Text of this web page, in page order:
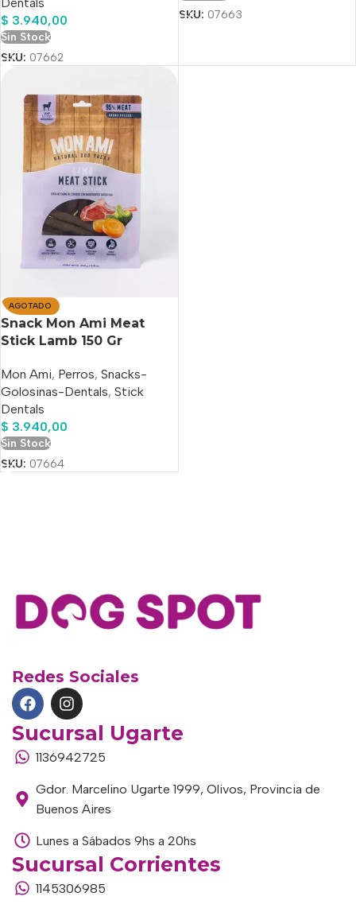
$ 3.940,00
Sin Stock
SKU: 07662
SKU: 07663
AGOTADO
Snack Mon Ami Meat
Stick Lamb 150 Gr
Mon Ami, Perros, Snacks-
Golosinas-Dentals, Stick
Dentals
$ 3.940,00
Sin Stock
SKU: 07664
Redes Sociales
Sucursal Ugarte
1136942725
Gdor. Marcelino Ugarte 1999, Olivos, Provincia de
Buenos Aires
Lunes a Sábados 9hs a 20hs
Sucursal Corrientes
1145306985